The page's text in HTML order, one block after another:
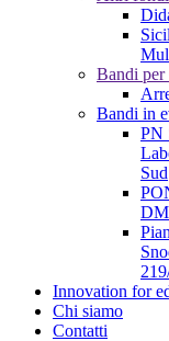
Bandi per
Bandi in
PN
Sud
DM
Innovation for
Chi siamo
Contatti